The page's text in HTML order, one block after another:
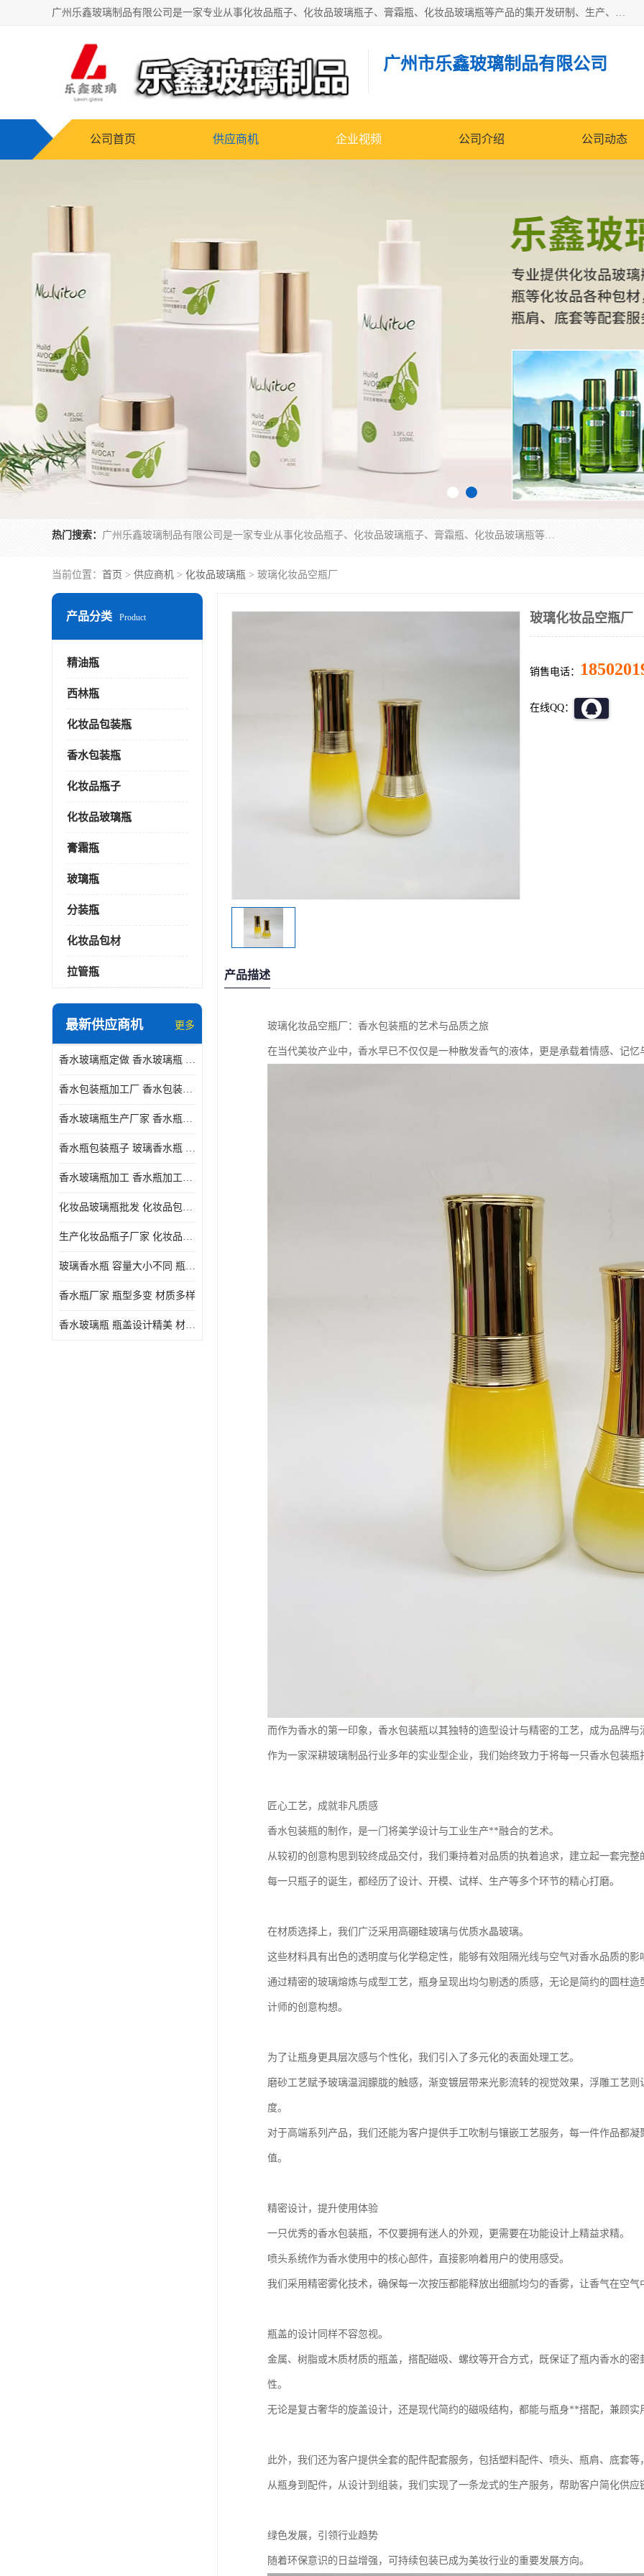
广州乐鑫玻璃制品有限公司是一家专业从事化妆品瓶子、化妆品玻璃瓶子、膏霜瓶、化妆品玻璃瓶等产品的集开发研制、生产、销售于一体的实业型玻璃制品生产企业。产品从设计、开模、试样、生产、蒙砂、抛光、喷涂、高低温单色及多色印刷，烫金（银）到交货实现一条龙服务。
广州市乐鑫玻璃制品有限公司
公司首页 供应商机 企业视频 公司介绍 公司动态
热门搜索： 广州乐鑫玻璃制品有限公司是一家专业从事化妆品瓶子、化妆品玻璃瓶子、膏霜瓶、化妆品玻璃瓶等产品的集开发研制、生产、销售于一体的实业型玻璃制品生产企业。产品从设计、开模、试样、生产、蒙砂、抛光、喷涂、高低温单色及多色印刷，烫金（银）到交货实现一条龙服务。
当前位置： 首页 > 供应商机 > 化妆品玻璃瓶 > 玻璃化妆品空瓶厂
产品分类 Product
精油瓶
西林瓶
化妆品包装瓶
香水包装瓶
化妆品瓶子
化妆品玻璃瓶
膏霜瓶
玻璃瓶
分装瓶
化妆品包材
拉管瓶
最新供应商机 更多
香水玻璃瓶定做 香水玻璃瓶 瓶型多变
香水包装瓶加工厂 香水包装瓶厂家 瓶盖设计精美
香水玻璃瓶生产厂家 香水瓶设计 通常配有喷雾器或滴管
香水瓶包装瓶子 玻璃香水瓶 材质多样
香水玻璃瓶加工 香水瓶加工厂 容量大小不同
化妆品玻璃瓶批发 化妆品包材 具有良好的密封性能
生产化妆品瓶子厂家 化妆品玻璃瓶 采用塑料或玻璃材质制成
玻璃香水瓶 容量大小不同 瓶盖设计精美
香水瓶厂家 瓶型多变 材质多样
香水玻璃瓶 瓶盖设计精美 材质多样
玻璃化妆品空瓶厂
销售电话：
在线QQ：
产品描述
玻璃化妆品空瓶厂：香水包装瓶的艺术与品质之旅
在当代美妆产业中，香水早已不仅仅是一种散发香气的液体，更是承载着情感、记
而作为香水的第一印象，香水包装瓶以其独特的造型设计与精密的工艺，成为品牌
作为一家深耕玻璃制品行业多年的实业型企业，我们始终致力于将每一只香水包装
匠心工艺，成就非凡质感
香水包装瓶的制作，是一门将美学设计与工业生产**融合的艺术。
从较初的创意构思到较终成品交付，我们秉持着对品质的执着追求，建立起一套完整
每一只瓶子的诞生，都经历了设计、开模、试样、生产等多个环节的精心打磨。
在材质选择上，我们广泛采用高硼硅玻璃与优质水晶玻璃。
这些材料具有出色的透明度与化学稳定性，能够有效阻隔光线与空气对香水品质的
通过精密的玻璃熔炼与成型工艺，瓶身呈现出均匀剔透的质感，无论是简约的圆柱
计师的创意构想。
为了让瓶身更具层次感与个性化，我们引入了多元化的表面处理工艺。
磨砂工艺赋予玻璃温润朦胧的触感，渐变镀层带来光影流转的视觉效果，浮雕工艺
度。
对于高端系列产品，我们还能为客户提供手工吹制与镶嵌工艺服务，每一件作品都
值。
精密设计，提升使用体验
一只优秀的香水包装瓶，不仅要拥有迷人的外观，更需要在功能设计上精益求精。
喷头系统作为香水使用中的核心部件，直接影响着用户的使用感受。
我们采用精密雾化技术，确保每一次按压都能释放出细腻均匀的香雾，让香气在空
瓶盖的设计同样不容忽视。
金属、树脂或木质材质的瓶盖，搭配磁吸、螺纹等开合方式，既保证了瓶内香水的
性。
无论是复古奢华的旋盖设计，还是现代简约的磁吸结构，都能与瓶身**搭配，兼顾实
此外，我们还为客户提供全套的配件配套服务，包括塑料配件、喷头、瓶肩、底套
从瓶身到配件，从设计到组装，我们实现了一条龙式的生产服务，帮助客户简化供
绿色发展，引领行业趋势
随着环保意识的日益增强，可持续包装已成为美妆行业的重要发展方向。